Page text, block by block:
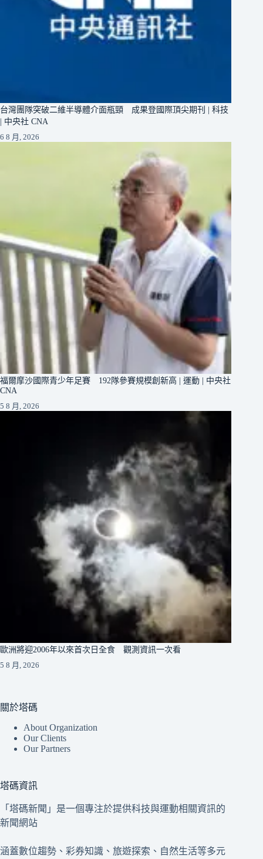
台灣團隊突破二維半導體介面瓶頸 成果登國際頂尖期刊 | 科技
| 中央社 CNA
6 8 月, 2026
福爾摩沙國際青少年足賽 192隊參賽規模創新高 | 運動 | 中央社
CNA
5 8 月, 2026
歐洲將迎2006年以來首次日全食 觀測資訊一次看
5 8 月, 2026
關於塔碼
About Organization
Our Clients
Our Partners
塔碼資訊
「塔碼新聞」是一個專注於提供科技與運動相關資訊的
新聞網站
涵蓋數位趨勢、彩券知識、旅遊探索、自然生活等多元